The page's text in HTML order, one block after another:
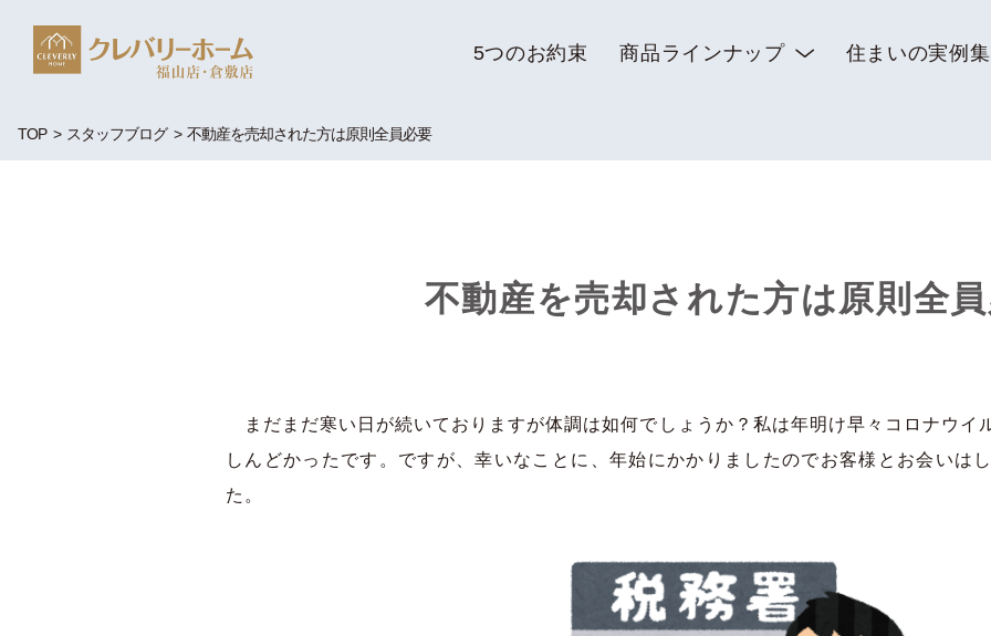
5つのお約束 商品ラインナップ 住まいの実例集
TOP スタッフブログ 不動産を売却された方は原則全員必要
不動産を売却された方は原則全
まだまだ寒い日が続いておりますが体調は如何でしょうか？私は年明け早々コロナウイ
しんどかったです。ですが、幸いなことに、年始にかかりましたのでお客様とお会いは
た。